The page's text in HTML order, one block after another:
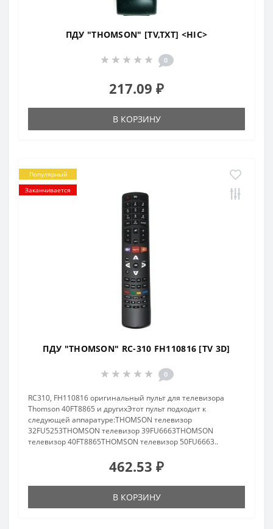
ПДУ "THOMSON" [TV,TXT] <HIC>
0
217.09 ₽
В КОРЗИНУ
Популярный
Заканчивается
ПДУ "THOMSON" RC-310 FH110816 [TV 3D]
0
RC310, FH110816 оригинальный пульт для телевизора
Thomson 40FT8865 и другихЭтот пульт подходит к
следующей аппаратуре:THOMSON телевизор
32FU5253THOMSON телевизор 39FU6663THOMSON
телевизор 40FT8865THOMSON телевизор 50FU6663..
462.53 ₽
В КОРЗИНУ